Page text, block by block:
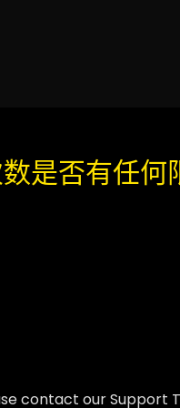
是否有任何
contact our Support